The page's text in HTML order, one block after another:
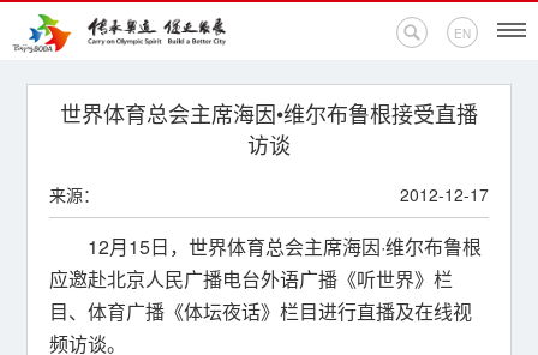
EN
首页
活动专题
奥运百科
奥促机构
世界体育总会主席海因•维尔布鲁根接受直播
访谈
来源： 2012-12-17
12月15日，世界体育总会主席海因·维尔布鲁根
应邀赴北京人民广播电台外语广播《听世界》栏
目、体育广播《体坛夜话》栏目进行直播及在线视
频访谈。